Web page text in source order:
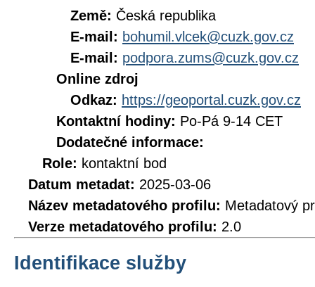
Země: Česká republika
E-mail: bohumil.vlcek@cuzk.gov.cz
E-mail: podpora.zums@cuzk.gov.cz
Online zdroj
Odkaz: https://geoportal.cuzk.gov.cz
Kontaktní hodiny: Po-Pá 9-14 CET
Dodatečné informace:
Role: kontaktní bod
Datum metadat: 2025-03-06
Název metadatového profilu: Metadatový
Verze metadatového profilu: 2.0
Identifikace služby